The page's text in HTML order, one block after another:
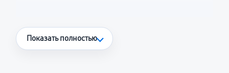
Что считается гарантийным случаем
Показать полностью